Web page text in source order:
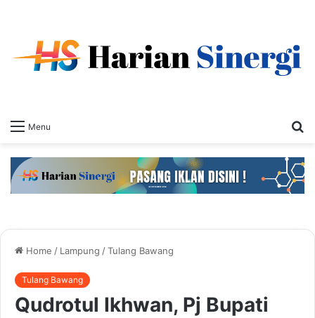
Menu
Home / Lampung /Tulang Bawang
Tulang Bawang
Qudrotul Ikhwan, Pj Bupati